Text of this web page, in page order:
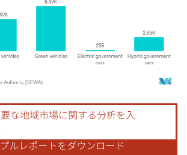
。再利用にはCC BY 4.0の表示が必要です。